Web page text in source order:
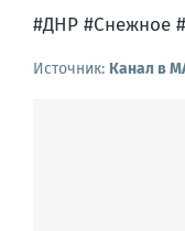
#ДНР #Снежное
Источник: Канал в